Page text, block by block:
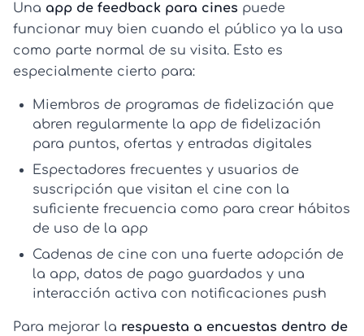
Una app de feedback para cines puede
funcionar muy bien cuando el público ya la usa
como parte normal de su visita. Esto es
especialmente cierto para:
Miembros de programas de fidelización que
abren regularmente la app de fidelización
para puntos, ofertas y entradas digitales
Espectadores frecuentes y usuarios de
suscripción que visitan el cine con la
suficiente frecuencia como para crear hábitos
de uso de la app
Cadenas de cine con una fuerte adopción de
la app, datos de pago guardados y una
interacción activa con notificaciones push
Para mejorar la respuesta a encuestas dentro de